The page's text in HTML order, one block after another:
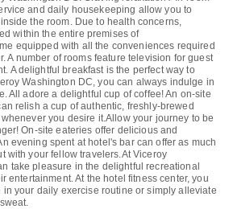
and daily housekeeping allow you to
the room. Due to health concerns,
within the entire premises of
equipped with all the conveniences required
A number of rooms feature television for guest
A delightful breakfast is the perfect way to
Washington DC, you can always indulge in
All adore a delightful cup of coffee! An on-site
relish a cup of authentic, freshly-brewed
you desire it.Allow your journey to be
On-site eateries offer delicious and
evening spent at hotel's bar can offer as much
with your fellow travelers.At Viceroy
take pleasure in the delightful recreational
entertainment. At the hotel fitness center, you
your daily exercise routine or simply alleviate